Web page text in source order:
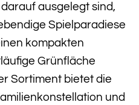
ausgelegt sind,
Spielparadiese
kompakten
Grünfläche
Sortiment bietet die
und